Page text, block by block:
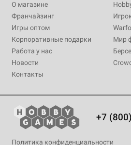
О магазине
Франчайзинг
Игры оптом
Корпоративные подарки
Работа у нас
Новости
Контакты
Мир
+7
Политика конфиденциальности